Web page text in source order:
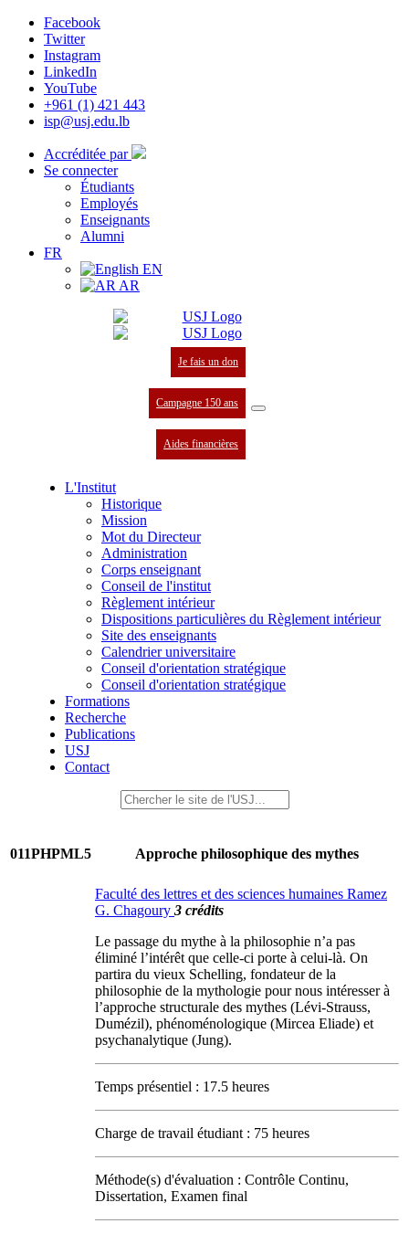
Facebook
Twitter
Instagram
LinkedIn
YouTube
+961 (1) 421 443
isp@usj.edu.lb
Accréditée par
Se connecter
Étudiants
Employés
Enseignants
Alumni
FR
EN
AR
Je fais un don
Campagne 150 ans
Aides financières
L'Institut
Historique
Mission
Mot du Directeur
Administration
Corps enseignant
Conseil de l'institut
Règlement intérieur
Dispositions particulières du Règlement intérieur
Site des enseignants
Calendrier universitaire
Conseil d'orientation stratégique
Conseil d'orientation stratégique
Formations
Recherche
Publications
USJ
Contact
011PHPML5 Approche philosophique des mythes
Faculté des lettres et des sciences humaines Ramez
G. Chagoury 3 crédits
Le passage du mythe à la philosophie n’a pas
éliminé l’intérêt que celle-ci porte à celui-là. On
partira du vieux Schelling, fondateur de la
philosophie de la mythologie pour nous intéresser à
l’approche structurale des mythes (Lévi-Strauss,
Dumézil), phénoménologique (Mircea Eliade) et
psychanalytique (Jung).
Temps présentiel : 17.5 heures
Charge de travail étudiant : 75 heures
Méthode(s) d'évaluation : Contrôle Continu,
Dissertation, Examen final